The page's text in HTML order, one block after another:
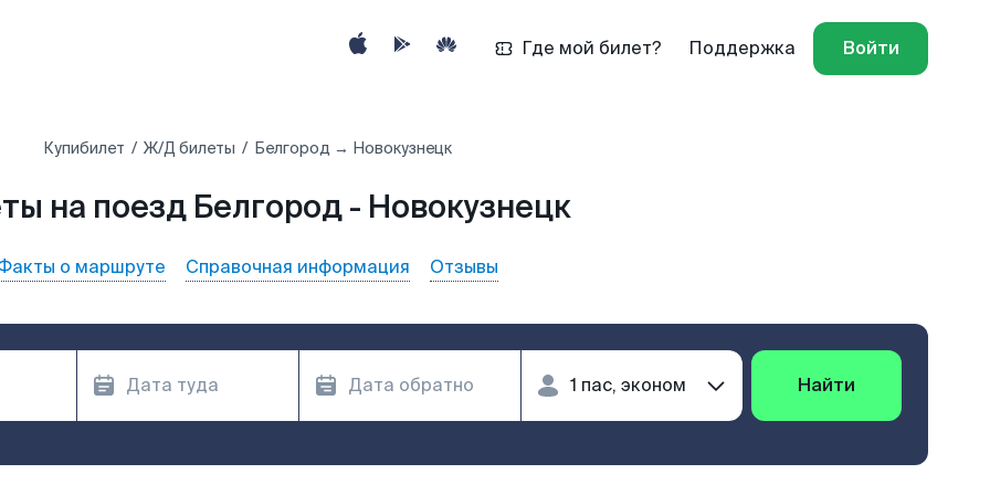
Где мой билет? Поддержка Войти
Купибилет Ж/Д билеты Белгород → Новокузнецк
на поезд Белгород - Новокузнецк
о маршруте Справочная информация Отзывы
Найти